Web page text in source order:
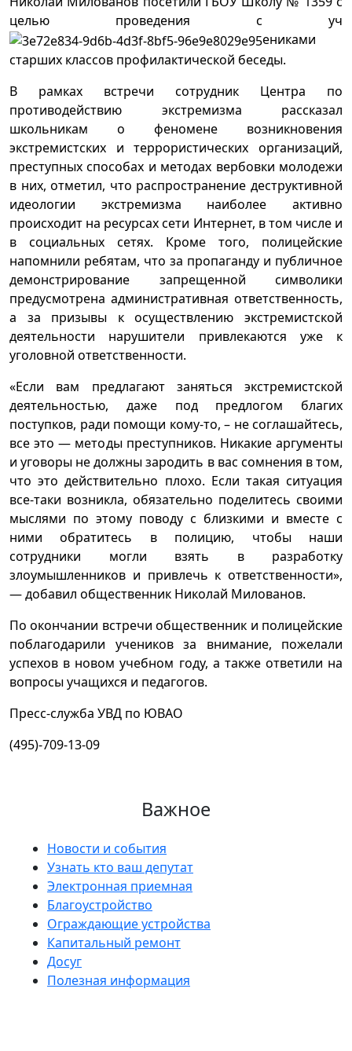
целью проведения с уч
ениками
старших классов профилактической беседы.
В рамках встречи сотрудник Центра по
противодействию экстремизма рассказал
школьникам о феномене возникновения
экстремистских и террористических организаций,
преступных способах и методах вербовки молодежи
в них, отметил, что распространение деструктивной
идеологии экстремизма наиболее активно
происходит на ресурсах сети Интернет, в том числе и
в социальных сетях. Кроме того, полицейские
напомнили ребятам, что за пропаганду и публичное
демонстрирование запрещенной символики
предусмотрена административная ответственность,
а за призывы к осуществлению экстремистской
деятельности нарушители привлекаются уже к
уголовной ответственности.
«Если вам предлагают заняться экстремистской
деятельностью, даже под предлогом благих
поступков, ради помощи кому-то, – не соглашайтесь,
все это — методы преступников. Никакие аргументы
и уговоры не должны зародить в вас сомнения в том,
что это действительно плохо. Если такая ситуация
все-таки возникла, обязательно поделитесь своими
мыслями по этому поводу с близкими и вместе с
ними обратитесь в полицию, чтобы наши
сотрудники могли взять в разработку
злоумышленников и привлечь к ответственности»,
— добавил общественник Николай Милованов.
По окончании встречи общественник и полицейские
поблагодарили учеников за внимание, пожелали
успехов в новом учебном году, а также ответили на
вопросы учащихся и педагогов.
Пресс-служба УВД по ЮВАО
(495)-709-13-09
Важное
Новости и события
Узнать кто ваш депутат
Электронная приемная
Благоустройство
Ограждающие устройства
Капитальный ремонт
Досуг
Полезная информация